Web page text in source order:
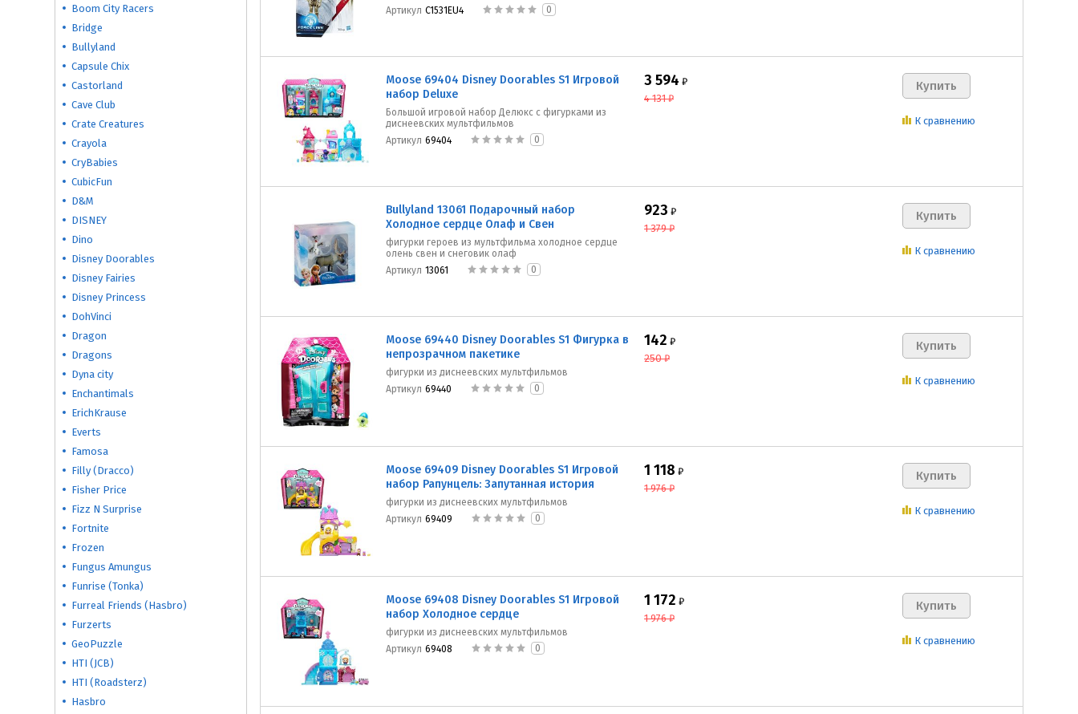
Boom City Racers
Bridge
Bullyland
Capsule Chix
Castorland
Cave Club
Crate Creatures
Crayola
CryBabies
CubicFun
D&M
DISNEY
Dino
Disney Doorables
Disney Fairies
Disney Princess
DohVinci
Dragon
Dragons
Dyna city
Enchantimals
ErichKrause
Everts
Famosa
Filly (Dracco)
Fisher Price
Fizz N Surprise
Fortnite
Frozen
Fungus Amungus
Funrise (Tonka)
Furreal Friends (Hasbro)
Furzerts
GeoPuzzle
HTI (JCB)
HTI (Roadsterz)
Hasbro
Артикул C1531EU4 0
Moose 69404 Disney Doorables S1 Игровой
набор Deluxe
Большой игровой набор Делюкс с фигурками из
диснеевских мультфильмов
Артикул 69404 0
3 594 ₽
4 131 ₽
К сравнению
Bullyland 13061 Подарочный набор
Холодное сердце Олаф и Свен
фигурки героев из мультфильма холодное сердце
олень свен и снеговик олаф
Артикул 13061 0
923 ₽
1 379 ₽
К сравнению
Moose 69440 Disney Doorables S1 Фигурка в
непрозрачном пакетике
фигурки из диснеевских мультфильмов
Артикул 69440 0
142 ₽
250 ₽
К сравнению
Moose 69409 Disney Doorables S1 Игровой
набор Рапунцель: Запутанная история
фигурки из диснеевских мультфильмов
Артикул 69409 0
1 118 ₽
1 976 ₽
К сравнению
Moose 69408 Disney Doorables S1 Игровой
набор Холодное сердце
фигурки из диснеевских мультфильмов
Артикул 69408 0
1 172 ₽
1 976 ₽
К сравнению